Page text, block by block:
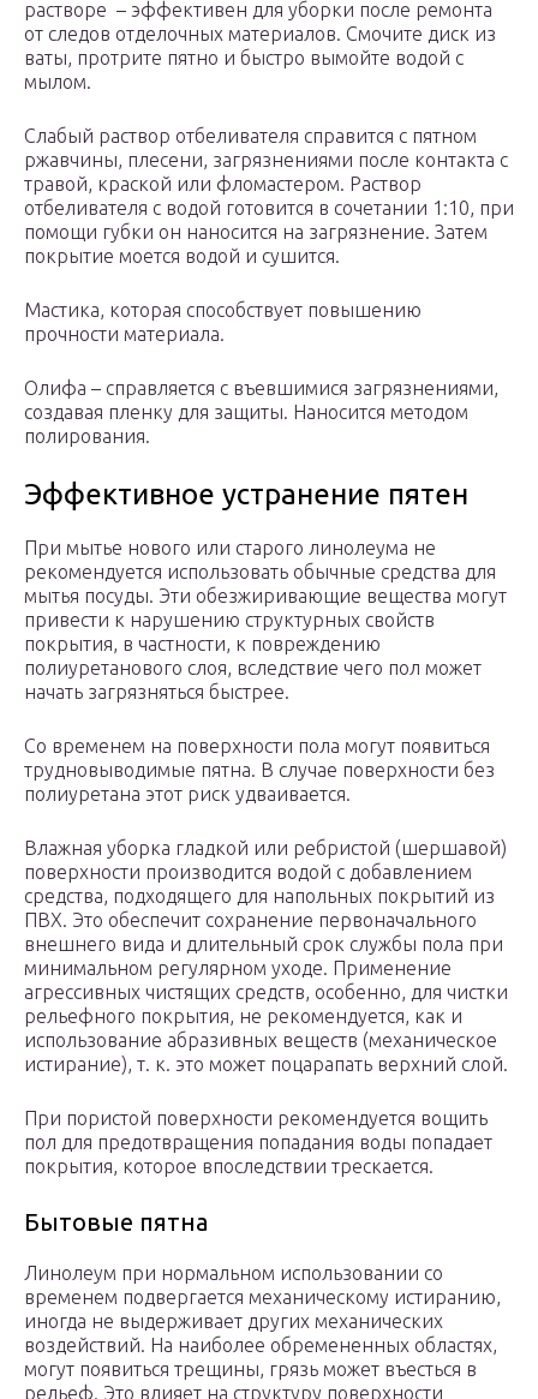
растворе – эффективен для уборки после ремонта
от следов отделочных материалов. Смочите диск из
ваты, протрите пятно и быстро вымойте водой с
мылом.
Слабый раствор отбеливателя справится с пятном
ржавчины, плесени, загрязнениями после контакта с
травой, краской или фломастером. Раствор
отбеливателя с водой готовится в сочетании 1:10, при
помощи губки он наносится на загрязнение. Затем
покрытие моется водой и сушится.
Мастика, которая способствует повышению
прочности материала.
Олифа – справляется с въевшимися загрязнениями,
создавая пленку для защиты. Наносится методом
полирования.
Эффективное устранение пятен
При мытье нового или старого линолеума не
рекомендуется использовать обычные средства для
мытья посуды. Эти обезжиривающие вещества могут
привести к нарушению структурных свойств
покрытия, в частности, к повреждению
полиуретанового слоя, вследствие чего пол может
начать загрязняться быстрее.
Со временем на поверхности пола могут появиться
трудновыводимые пятна. В случае поверхности без
полиуретана этот риск удваивается.
Влажная уборка гладкой или ребристой (шершавой)
поверхности производится водой с добавлением
средства, подходящего для напольных покрытий из
ПВХ. Это обеспечит сохранение первоначального
внешнего вида и длительный срок службы пола при
минимальном регулярном уходе. Применение
агрессивных чистящих средств, особенно, для чистки
рельефного покрытия, не рекомендуется, как и
использование абразивных веществ (механическое
истирание), т. к. это может поцарапать верхний слой.
При пористой поверхности рекомендуется вощить
пол для предотвращения попадания воды попадает
покрытия, которое впоследствии трескается.
Бытовые пятна
Линолеум при нормальном использовании со
временем подвергается механическому истиранию,
иногда не выдерживает других механических
воздействий. На наиболее обремененных областях,
могут появиться трещины, грязь может въесться в
рельеф. Это влияет на структуру поверхности